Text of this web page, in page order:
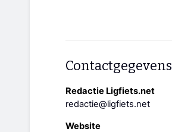
Contactgegevens
Redactie Ligfiets.net
redactie@ligfiets.net
Website